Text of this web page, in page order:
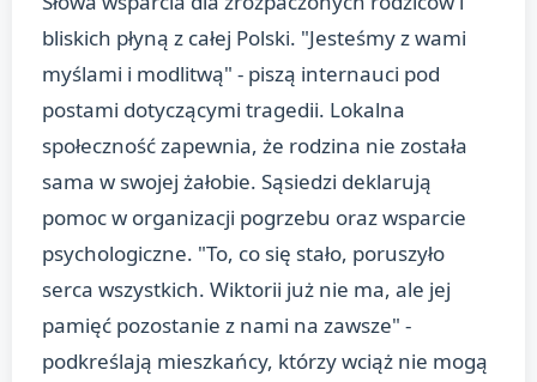
bliskich płyną z całej Polski. "Jesteśmy z wami
myślami i modlitwą" - piszą internauci pod
postami dotyczącymi tragedii. Lokalna
społeczność zapewnia, że rodzina nie została
sama w swojej żałobie. Sąsiedzi deklarują
pomoc w organizacji pogrzebu oraz wsparcie
psychologiczne. "To, co się stało, poruszyło
serca wszystkich. Wiktorii już nie ma, ale jej
pamięć pozostanie z nami na zawsze" -
podkreślają mieszkańcy, którzy wciąż nie mogą